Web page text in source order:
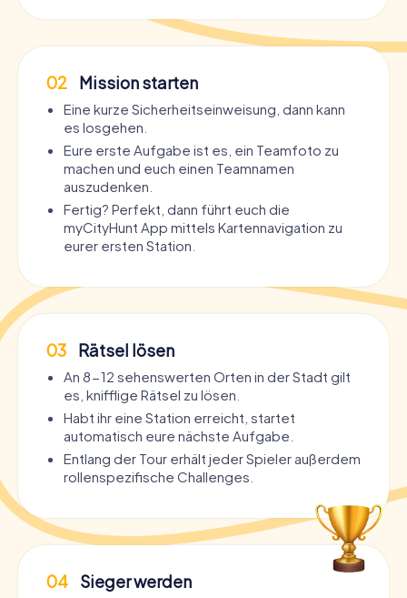
02 Mission starten
Eine kurze Sicherheitseinweisung, dann kann
es losgehen.
Eure erste Aufgabe ist es, ein Teamfoto zu
machen und euch einen Teamnamen
auszudenken.
Fertig? Perfekt, dann führt euch die
myCityHunt App mittels Kartennavigation zu
eurer ersten Station.
03 Rätsel lösen
An 8-12 sehenswerten Orten in der Stadt gilt
es, knifflige Rätsel zu lösen.
Habt ihr eine Station erreicht, startet
automatisch eure nächste Aufgabe.
Entlang der Tour erhält jeder Spieler außerdem
rollenspezifische Challenges.
04 Sieger werden